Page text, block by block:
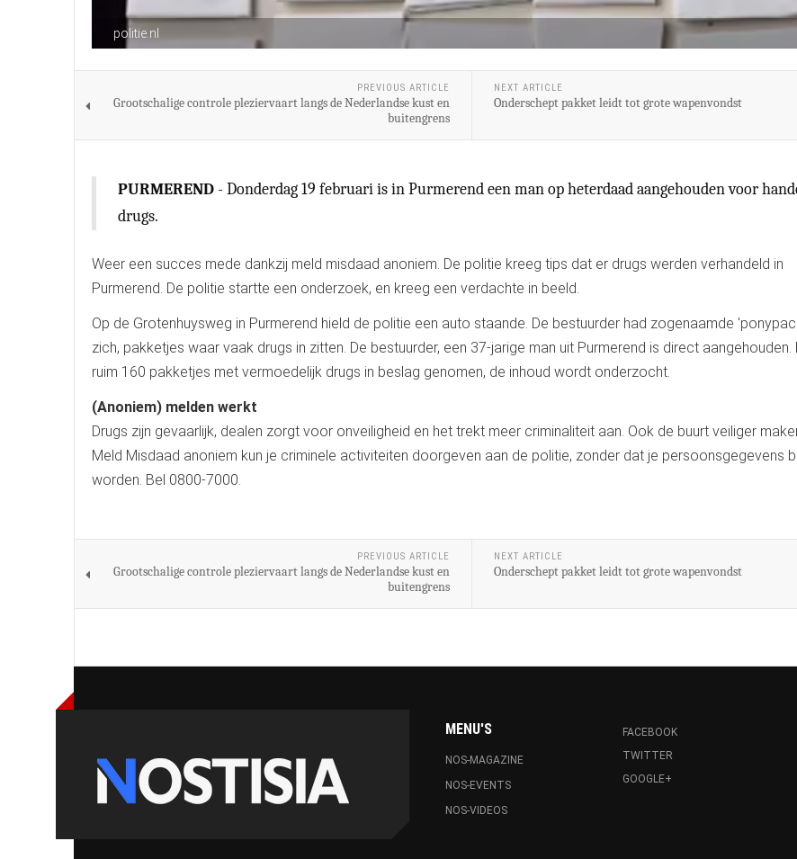
politie.nl
PREVIOUS ARTICLE
Grootschalige controle pleziervaart langs de Nederlandse kust en
buitengrens
NEXT ARTICLE
Onderschept pakket leidt tot grote wapenvondst
PURMEREND - Donderdag 19 februari is in Purmerend een man op heterdaad aangehouden voor
drugs.
Weer een succes mede dankzij meld misdaad anoniem. De politie kreeg tips dat er drugs werden verhandeld in
Purmerend. De politie startte een onderzoek, en kreeg een verdachte in beeld.
Op de Grotenhuysweg in Purmerend hield de politie een auto staande. De bestuurder had zogenaamde
zich, pakketjes waar vaak drugs in zitten. De bestuurder, een 37-jarige man uit Purmerend is direct aangehouden.
ruim 160 pakketjes met vermoedelijk drugs in beslag genomen, de inhoud wordt onderzocht.
(Anoniem) melden werkt
Drugs zijn gevaarlijk, dealen zorgt voor onveiligheid en het trekt meer criminaliteit aan. Ook de buurt veiliger
Meld Misdaad anoniem kun je criminele activiteiten doorgeven aan de politie, zonder dat je persoonsgegevens
worden. Bel 0800-7000.
PREVIOUS ARTICLE
Grootschalige controle pleziervaart langs de Nederlandse kust en
buitengrens
NEXT ARTICLE
Onderschept pakket leidt tot grote wapenvondst
MENU'S
NOS-MAGAZINE
NOS-EVENTS
NOS-VIDEOS
FACEBOOK
TWITTER
GOOGLE+